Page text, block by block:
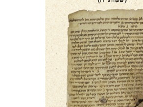
הנחת אתר ספר מודפס